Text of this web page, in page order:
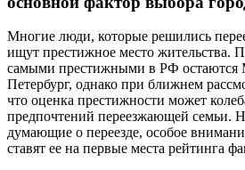
Многие люди, которые решились
ищут престижное место жительства.
самыми престижными в РФ остаются
Петербург, однако при ближнем
что оценка престижности может
предпочтений переезжающей семьи.
думающие о переезде, особое
ставят ее на первые места рейтинга